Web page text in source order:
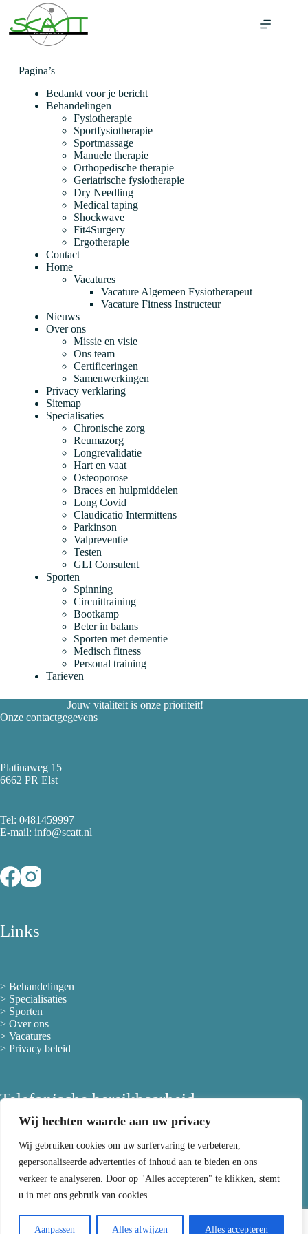
Wij hechten waarde aan uw privacy
Wij gebruiken cookies om uw surfervaring te verbeteren,
gepersonaliseerde advertenties of inhoud aan te bieden en ons
verkeer te analyseren. Door op "Alles accepteren" te klikken, stemt
u in met ons gebruik van cookies.
Aanpassen Alles afwijzen Alles accepteren
naar
de
Pagina’s
Bedankt voor je bericht
Behandelingen
Fysiotherapie
Sportfysiotherapie
Sportmassage
Manuele therapie
Orthopedische therapie
Geriatrische fysiotherapie
Dry Needling
Medical taping
Shockwave
Fit4Surgery
Ergotherapie
Contact
Home
Vacatures
Vacature Algemeen Fysiotherapeut
Vacature Fitness Instructeur
Nieuws
Over ons
Missie en visie
Ons team
Certificeringen
Samenwerkingen
Privacy verklaring
Sitemap
Specialisaties
Chronische zorg
Reumazorg
Longrevalidatie
Hart en vaat
Osteoporose
Braces en hulpmiddelen
Long Covid
Claudicatio Intermittens
Parkinson
Valpreventie
Testen
GLI Consulent
Sporten
Spinning
Circuittraining
Bootkamp
Beter in balans
Sporten met dementie
Medisch fitness
Personal training
Tarieven
Jouw vitaliteit is onze prioriteit!
Onze contactgegevens
Platinaweg 15
6662 PR Elst
Tel: 0481459997
E-mail: info@scatt.nl
Links
> Behandelingen
> Specialisaties
> Sporten
> Over ons
> Vacatures
> Privacy beleid
Telefonische bereikbaarheid
maandag
08:00 - 12:00 / 13:30 - 21:00
dinsdag
08:00 - 12:00 / 13:30 - 21:00
woensdag
08:00 - 12:00 / 13:30 - 21:00
donderdag
08:00 - 12:00 / 13:30 - 21:00
08:00 - 12:00 / 13:30 - 16:00
zaterdag
08:00 tot 12:00
Gesloten